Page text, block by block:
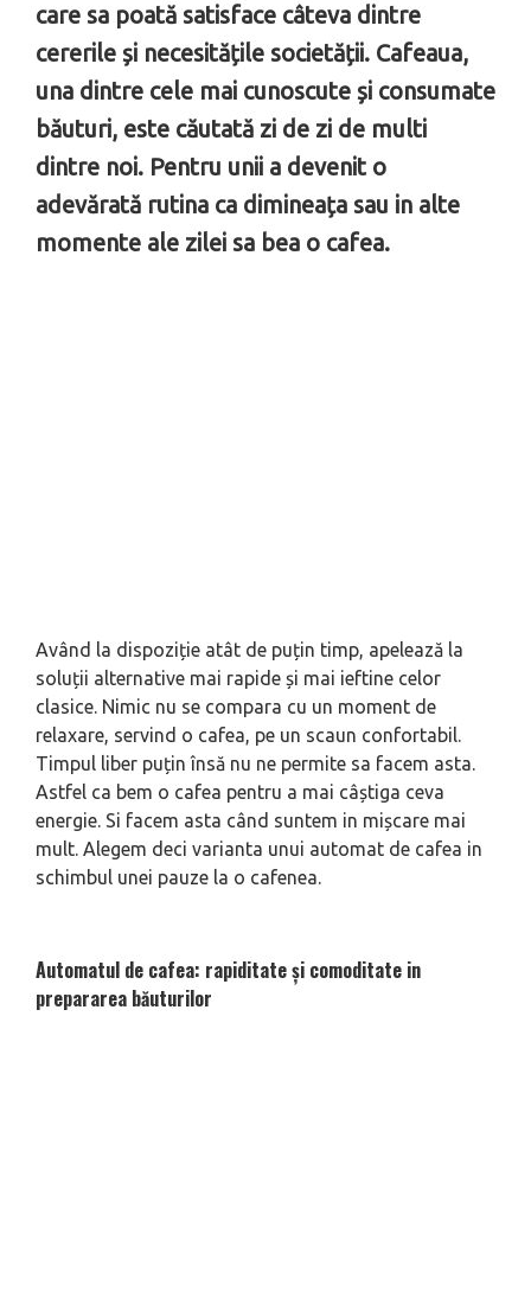
care sa poată satisface câteva dintre
cererile și necesitățile societății. Cafeaua,
una dintre cele mai cunoscute și consumate
băuturi, este căutată zi de zi de multi
dintre noi. Pentru unii a devenit o
adevărată rutina ca dimineața sau in alte
momente ale zilei sa bea o cafea.
Având la dispoziție atât de puțin timp, apelează la
soluții alternative mai rapide și mai ieftine celor
clasice. Nimic nu se compara cu un moment de
relaxare, servind o cafea, pe un scaun confortabil.
Timpul liber puțin însă nu ne permite sa facem asta.
Astfel ca bem o cafea pentru a mai câștiga ceva
energie. Si facem asta când suntem in mișcare mai
mult. Alegem deci varianta unui automat de cafea in
schimbul unei pauze la o cafenea.
Automatul de cafea: rapiditate și comoditate in
prepararea băuturilor